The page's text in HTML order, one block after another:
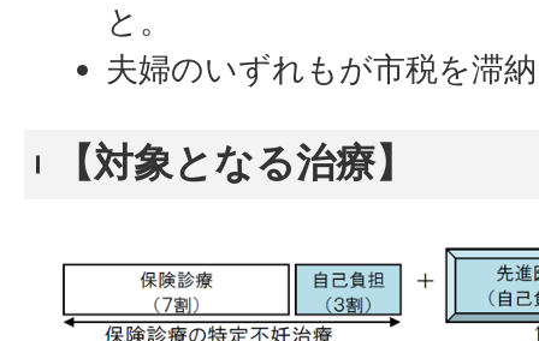
と。
夫婦のいずれもが市税を滞
【対象となる治療】